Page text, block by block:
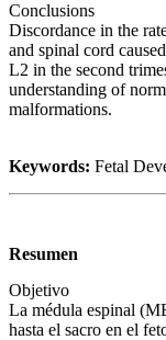
Conclusions
Discordance in the
and spinal cord
L2 in the second
understanding of
malformations.
Keywords: Fetal
Resumen
Objetivo
La médula espinal
hasta el sacro en el